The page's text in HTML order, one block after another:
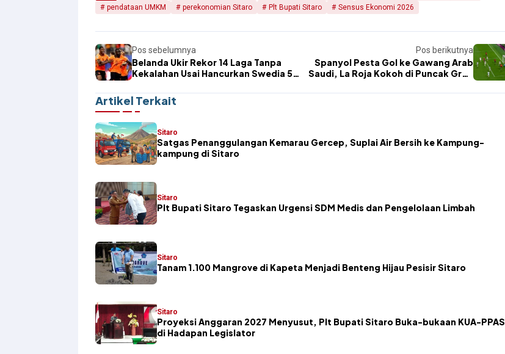
pendataan UMKM
perekonomian Sitaro Plt Bupati Sitaro Sensus Ekonomi 2026
Pos sebelumnya
Belanda Ukir Rekor 14 Laga Tanpa
Kekalahan Usai Hancurkan Swedia 5-
Pos berikutnya
Spanyol Pesta Gol ke Gawang Arab
Saudi, La Roja Kokoh di Puncak Grup
Artikel Terkait
Sitaro
Satgas Penanggulangan Kemarau Gercep, Suplai Air Bersih ke Kampung-
kampung di Sitaro
Sitaro
​Plt Bupati Sitaro Tegaskan Urgensi SDM Medis dan Pengelolaan Limbah
Sitaro
Tanam 1.100 Mangrove di Kapeta Menjadi Benteng Hijau Pesisir Sitaro
Sitaro
Proyeksi Anggaran 2027 Menyusut, Plt Bupati Sitaro Buka-bukaan KUA-PPAS
di Hadapan Legislator